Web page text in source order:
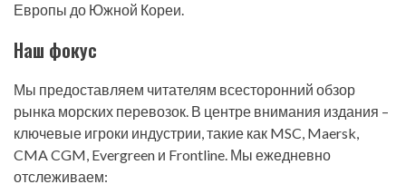
Европы до Южной Кореи.
Наш фокус
Мы предоставляем читателям всесторонний обзор
рынка морских перевозок. В центре внимания издания –
ключевые игроки индустрии, такие как MSC, Maersk,
CMA CGM, Evergreen и Frontline. Мы ежедневно
отслеживаем: